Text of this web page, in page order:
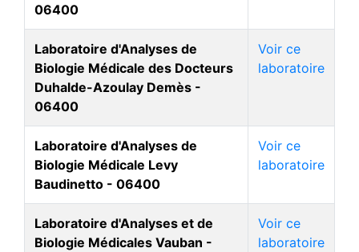
06400
Laboratoire d'Analyses de
Biologie Médicale des Docteurs
Duhalde-Azoulay Demès -
06400
Voir ce
laboratoire
Laboratoire d'Analyses de
Biologie Médicale Levy
Baudinetto - 06400
Voir ce
laboratoire
Laboratoire d'Analyses et de
Biologie Médicales Vauban -
Voir ce
laboratoire